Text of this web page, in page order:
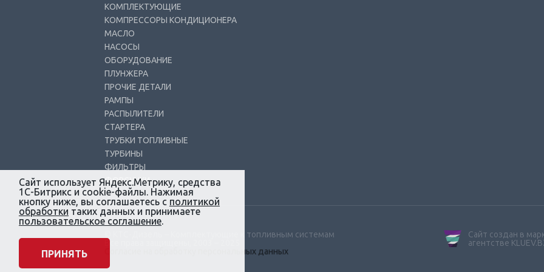
КОМПЛЕКТУЮЩИЕ
КОМПРЕССОРЫ КОНДИЦИОНЕРА
МАСЛО
НАСОСЫ
ОБОРУДОВАНИЕ
ПЛУНЖЕРА
ПРОЧИЕ ДЕТАЛИ
РАМПЫ
РАСПЫЛИТЕЛИ
СТАРТЕРА
ТРУБКИ ТОПЛИВНЫЕ
ТУРБИНЫ
ФИЛЬТРЫ
ФОРСУНКИ
© КТС-Дизель – Комплектующие к топливным системам
Все права защищены, 2003 – 2025
Согласие на обработку персональных данных
Сайт создан в
агентстве
Сайт использует Яндекс.Метрику, средства
1С-Битрикс и cookie-файлы. Нажимая
кнопку ниже, вы соглашаетесь с политикой
обработки таких данных и принимаете
пользовательское соглашение.
ПРИНЯТЬ